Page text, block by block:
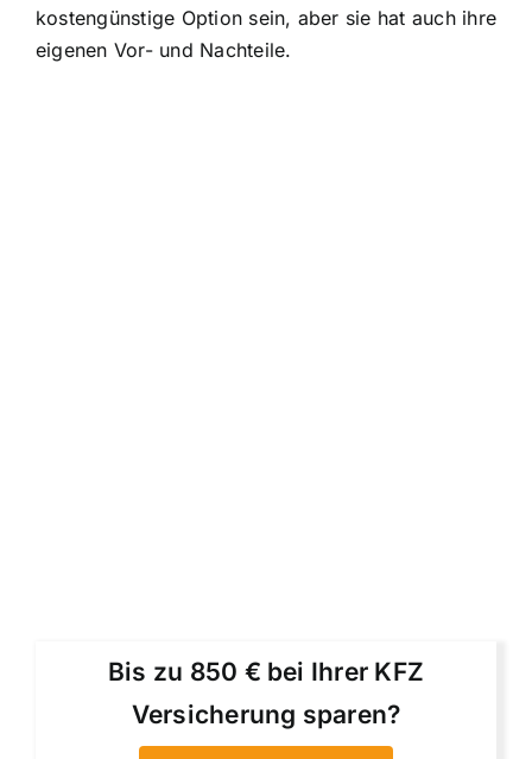
kostengünstige Option sein, aber sie hat auch ihre
eigenen Vor- und Nachteile.
Bis zu 850 € bei Ihrer KFZ
Versicherung sparen?